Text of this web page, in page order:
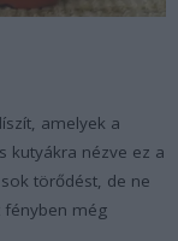
amelyek a
kutyákra nézve ez a
törődést, de ne
fényben még